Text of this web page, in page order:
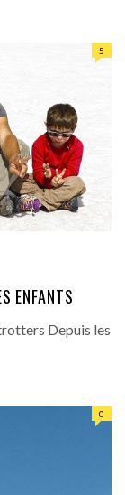
5
ENFANTS
Depuis les
0